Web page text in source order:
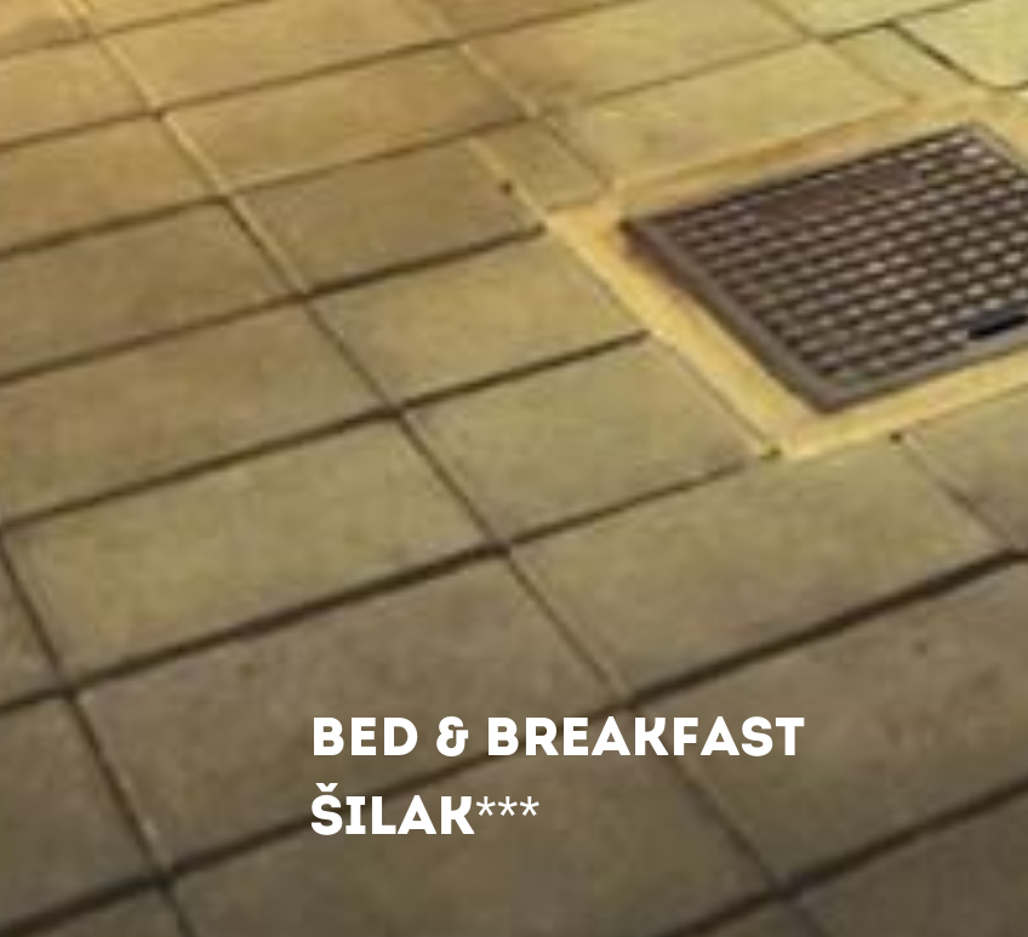
BED & BREAKFAST
ŠILAK***